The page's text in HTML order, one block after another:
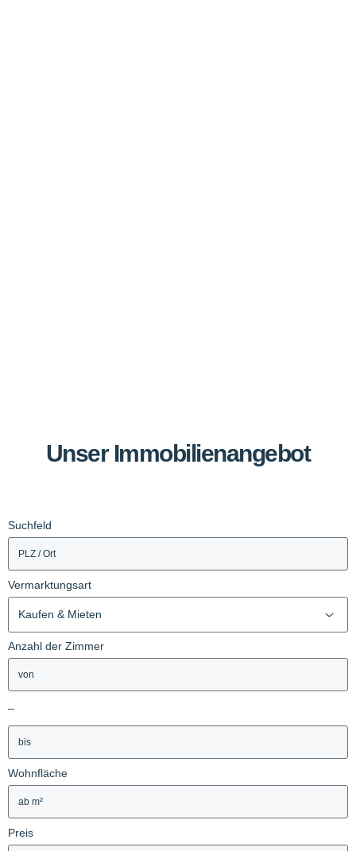
Unser Immobilienangebot
Suchfeld
Vermarktungsart
Kaufen & Mieten
Anzahl der Zimmer
–
Wohnfläche
Preis